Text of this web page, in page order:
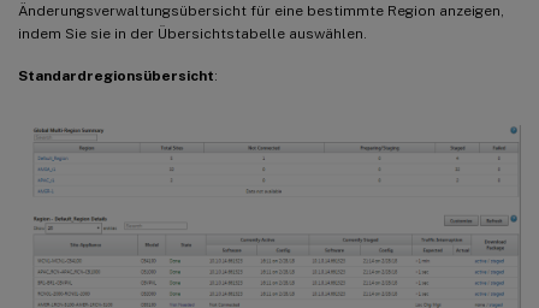
Änderungsverwaltungsübersicht für eine bestimmte Region anzeigen,
indem Sie sie in der Übersichtstabelle auswählen.
Standardregionsübersicht: